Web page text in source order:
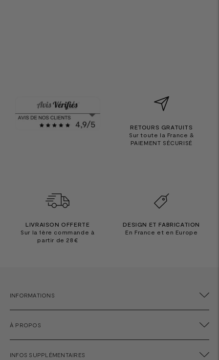
RETOURS GRATUITS
Sur toute la France &
PAIEMENT SÉCURISÉ
LIVRAISON OFFERTE
Sur la 1ère commande à
partir de 28€
DESIGN ET FABRICATION
En France et en Europe
INFORMATIONS
À PROPOS
INFOS SUPPLÉMENTAIRES